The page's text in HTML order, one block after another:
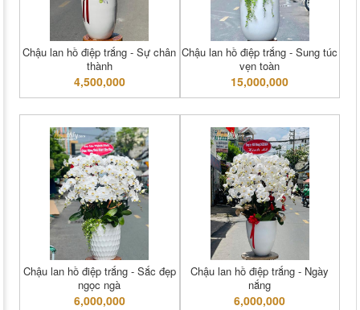
Chậu lan hồ điệp trắng - Sự chân
thành
4,500,000
Chậu lan hồ điệp trắng - Sung túc
vẹn toàn
15,000,000
Chậu lan hồ điệp trắng - Sắc đẹp
ngọc ngà
6,000,000
Chậu lan hồ điệp trắng - Ngày
nắng
6,000,000